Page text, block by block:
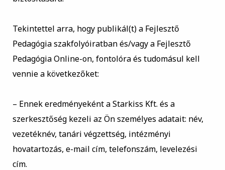
Tekintettel arra, hogy publikál(t) a Fejlesztő
Pedagógia szakfolyóiratban és/vagy a Fejlesztő
Pedagógia Online-on, fontolóra és tudomásul kell
vennie a következőket:
– Ennek eredményeként a Starkiss Kft. és a
szerkesztőség kezeli az Ön személyes adatait: név,
vezetéknév, tanári végzettség, intézményi
hovatartozás, e-mail cím, telefonszám, levelezési
cím.